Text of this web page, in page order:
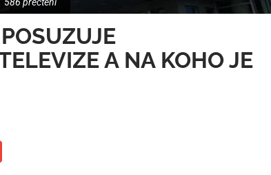
A NA KOHO JE
Gmail